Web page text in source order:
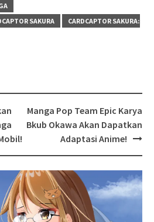
SAKURA
CARDCAPTOR SAKURA:
Manga Pop Team Epic Karya
Bkub Okawa Akan Dapatkan
Adaptasi Anime!